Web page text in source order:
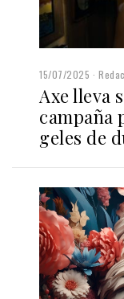
15/07/2025
Axe lleva
campaña
geles de